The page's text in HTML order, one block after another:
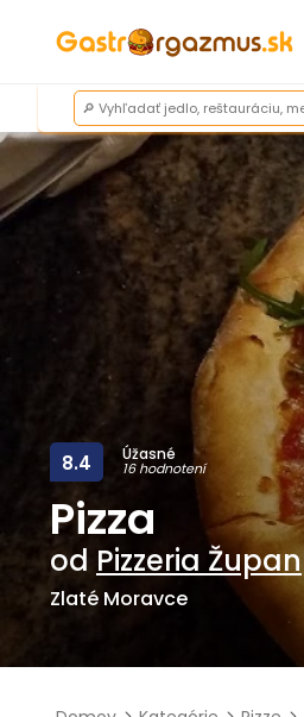
Úžasné
16 hodnotení
8.4
Pizza
od Pizzeria Župan
Zlaté Moravce